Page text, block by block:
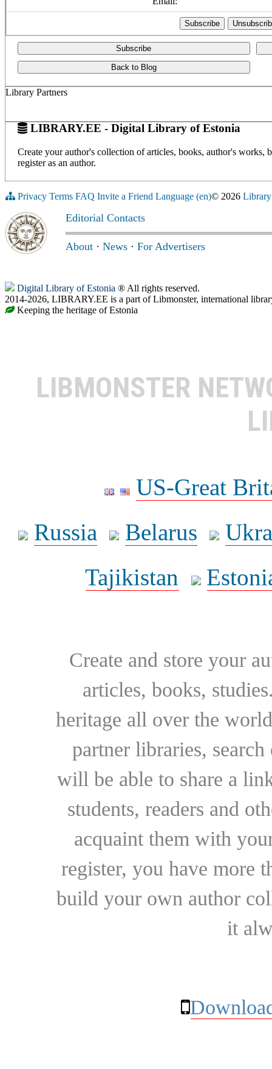
Subscribe
Back to Blog
Library Partners
LIBRARY.EE - Digital Library of Estonia
Create your author's collection of articles, books, author's
register as an author.
Privacy Terms FAQ Invite a Friend Language (en)© 2026
Editorial Contacts
About · News · For Advertisers
Digital Library of Estonia ® All rights reserved.
2014-2026, LIBRARY.EE is a part of Libmonster, international
Keeping the heritage of Estonia
LIBMONSTER
US-Great
Russia
Belarus
Tajikistan
Create and store your
articles, books,
heritage all over the
partner libraries,
will be able to share a
students, readers and
acquaint them with
register, you have more
build your own author
it